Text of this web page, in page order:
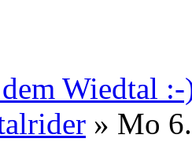
Wiedtal :-
» Mo